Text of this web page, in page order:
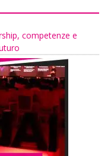
competenze e